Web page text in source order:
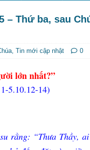
– Thứ ba, sau
, Tin mới cập nhật 0
lớn nhất?”
5.10.12-14)
rằng: “Thưa Thầy,